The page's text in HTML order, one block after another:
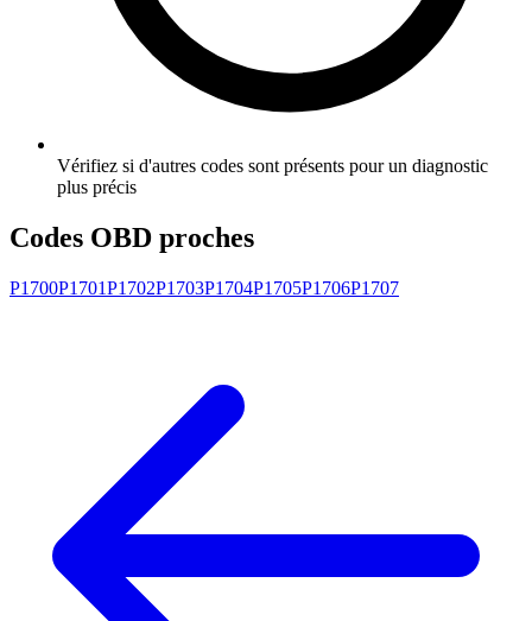
Vérifiez si d'autres codes sont présents pour un diagnostic
plus précis
Codes OBD proches
P1700P1701P1702P1703P1704P1705P1706P1707